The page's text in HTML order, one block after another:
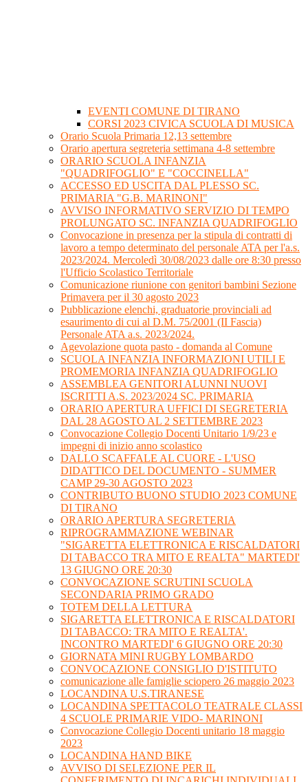
EVENTI COMUNE DI TIRANO
CORSI 2023 CIVICA SCUOLA DI MUSICA
Orario Scuola Primaria 12,13 settembre
Orario apertura segreteria settimana 4-8 settembre
ORARIO SCUOLA INFANZIA
"QUADRIFOGLIO" E "COCCINELLA"
ACCESSO ED USCITA DAL PLESSO SC.
PRIMARIA "G.B. MARINONI"
AVVISO INFORMATIVO SERVIZIO DI TEMPO
PROLUNGATO SC. INFANZIA QUADRIFOGLIO
Convocazione in presenza per la stipula di contratti di
lavoro a tempo determinato del personale ATA per l'a.s.
2023/2024. Mercoledì 30/08/2023 dalle ore 8:30 presso
l'Ufficio Scolastico Territoriale
Comunicazione riunione con genitori bambini Sezione
Primavera per il 30 agosto 2023
Pubblicazione elenchi, graduatorie provinciali ad
esaurimento di cui al D.M. 75/2001 (II Fascia)
Personale ATA a.s. 2023/2024.
Agevolazione quota pasto - domanda al Comune
SCUOLA INFANZIA INFORMAZIONI UTILI E
PROMEMORIA INFANZIA QUADRIFOGLIO
ASSEMBLEA GENITORI ALUNNI NUOVI
ISCRITTI A.S. 2023/2024 SC. PRIMARIA
ORARIO APERTURA UFFICI DI SEGRETERIA
DAL 28 AGOSTO AL 2 SETTEMBRE 2023
Convocazione Collegio Docenti Unitario 1/9/23 e
impegni di inizio anno scolastico
DALLO SCAFFALE AL CUORE - L'USO
DIDATTICO DEL DOCUMENTO - SUMMER
CAMP 29-30 AGOSTO 2023
CONTRIBUTO BUONO STUDIO 2023 COMUNE
DI TIRANO
ORARIO APERTURA SEGRETERIA
RIPROGRAMMAZIONE WEBINAR
"SIGARETTA ELETTRONICA E RISCALDATORI
DI TABACCO TRA MITO E REALTA" MARTEDI'
13 GIUGNO ORE 20:30
CONVOCAZIONE SCRUTINI SCUOLA
SECONDARIA PRIMO GRADO
TOTEM DELLA LETTURA
SIGARETTA ELETTRONICA E RISCALDATORI
DI TABACCO: TRA MITO E REALTA'.
INCONTRO MARTEDI' 6 GIUGNO ORE 20:30
GIORNATA MINI RUGBY LOMBARDO
CONVOCAZIONE CONSIGLIO D'ISTITUTO
comunicazione alle famiglie sciopero 26 maggio 2023
LOCANDINA U.S.TIRANESE
LOCANDINA SPETTACOLO TEATRALE CLASSI
4 SCUOLE PRIMARIE VIDO- MARINONI
Convocazione Collegio Docenti unitario 18 maggio
2023
LOCANDINA HAND BIKE
AVVISO DI SELEZIONE PER IL